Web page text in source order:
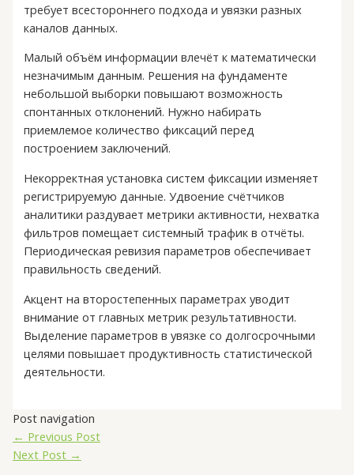
требует всестороннего подхода и увязки разных
каналов данных.
Малый объём информации влечёт к математически
незначимым данным. Решения на фундаменте
небольшой выборки повышают возможность
спонтанных отклонений. Нужно набирать
приемлемое количество фиксаций перед
построением заключений.
Некорректная установка систем фиксации изменяет
регистрируемую данные. Удвоение счётчиков
аналитики раздувает метрики активности, нехватка
фильтров помещает системный трафик в отчёты.
Периодическая ревизия параметров обеспечивает
правильность сведений.
Акцент на второстепенных параметрах уводит
внимание от главных метрик результативности.
Выделение параметров в увязке со долгосрочными
целями повышает продуктивность статистической
деятельности.
Post navigation
← Previous Post
Next Post →